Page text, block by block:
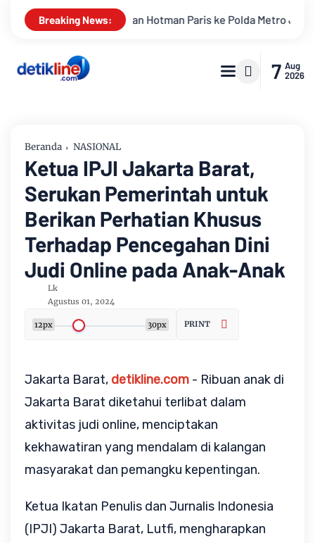
Breaking News:
Paris ke Polda Metro Jaya Terkait Dugaan Penghinaan
7 Aug
2026
Beranda NASIONAL
Ketua IPJI Jakarta Barat,
Serukan Pemerintah untuk
Berikan Perhatian Khusus
Terhadap Pencegahan Dini
Judi Online pada Anak-Anak
Lk
Agustus 01, 2024
12px 30px PRINT
Jakarta Barat, detikline.com - Ribuan anak di
Jakarta Barat diketahui terlibat dalam
aktivitas judi online, menciptakan
kekhawatiran yang mendalam di kalangan
masyarakat dan pemangku kepentingan.
Ketua Ikatan Penulis dan Jurnalis Indonesia
(IPJI) Jakarta Barat, Lutfi, mengharapkan